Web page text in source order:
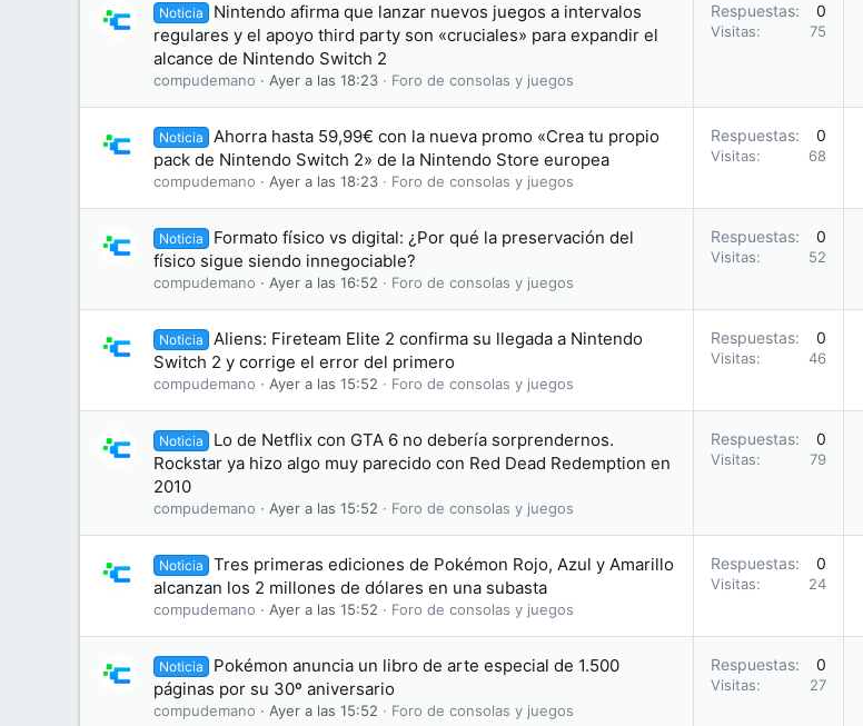
Noticia
Nintendo afirma que lanzar nuevos juegos a intervalos
regulares y el apoyo third party son «cruciales» para expandir el
alcance de Nintendo Switch 2
compudemano Ayer a las 18:23 Foro de consolas y juegos
Respuestas 0
Visitas 75
Noticia
Ahorra hasta 59,99€ con la nueva promo «Crea tu propio
pack de Nintendo Switch 2» de la Nintendo Store europea
compudemano Ayer a las 18:23 Foro de consolas y juegos
Respuestas 0
Visitas 68
Noticia
Formato físico vs digital: ¿Por qué la preservación del
físico sigue siendo innegociable?
compudemano Ayer a las 16:52 Foro de consolas y juegos
Respuestas 0
Visitas 52
Noticia
Aliens: Fireteam Elite 2 confirma su llegada a Nintendo
Switch 2 y corrige el error del primero
compudemano Ayer a las 15:52 Foro de consolas y juegos
Respuestas 0
Visitas 46
Noticia
Lo de Netflix con GTA 6 no debería sorprendernos.
Rockstar ya hizo algo muy parecido con Red Dead Redemption en
2010
compudemano Ayer a las 15:52 Foro de consolas y juegos
Respuestas 0
Visitas 79
Noticia
Tres primeras ediciones de Pokémon Rojo, Azul y Amarillo
alcanzan los 2 millones de dólares en una subasta
compudemano Ayer a las 15:52 Foro de consolas y juegos
Respuestas 0
Visitas 24
Noticia
Pokémon anuncia un libro de arte especial de 1.500
páginas por su 30º aniversario
compudemano Ayer a las 15:52 Foro de consolas y juegos
Respuestas 0
Visitas 27